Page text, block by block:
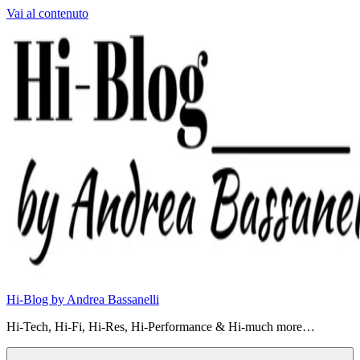
Vai al contenuto
Hi-Blog by Andrea Bassanelli
Hi-Tech, Hi-Fi, Hi-Res, Hi-Performance & Hi-much more…